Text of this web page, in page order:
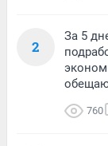
2
За 5
760